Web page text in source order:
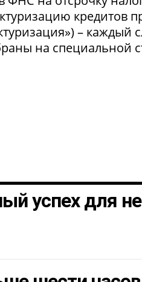
кредитов
– каждый
на специальной
успех для